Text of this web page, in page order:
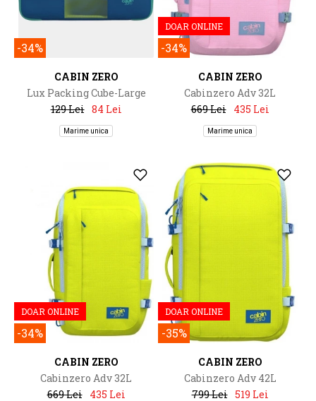
-34%
CABIN ZERO
Lux Packing Cube-Large
129 Lei 84 Lei
Marime unica
DOAR ONLINE
-34%
CABIN ZERO
Cabinzero Adv 32L
669 Lei
435 Lei
Marime unica
DOAR ONLINE
-34%
CABIN ZERO
Cabinzero Adv 32L
669 Lei
435 Lei
DOAR ONLINE
-35%
CABIN ZERO
Cabinzero Adv 42L
799 Lei 519 Lei